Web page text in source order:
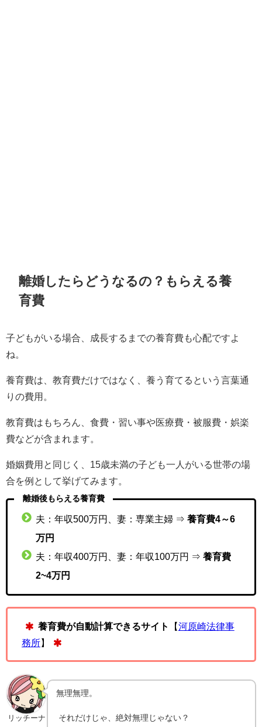
離婚したらどうなるの？もらえる養
育費
子どもがいる場合、成長するまでの養育費も心配ですよ
ね。
養育費は、教育費だけではなく、養う育てるという言葉通
りの費用。
教育費はもちろん、食費・習い事や医療費・被服費・娯楽
費などが含まれます。
婚姻費用と同じく、15歳未満の子ども一人がいる世帯の場
合を例として挙げてみます。
離婚後もらえる養育費
夫：年収500万円、妻：専業主婦 ⇒ 養育費4～6
万円
夫：年収400万円、妻：年収100万円 ⇒ 養育費
2~4万円
養育費が自動計算できるサイト 【河原崎法律事
務所】
リッチーナ
無理無理。
それだけじゃ、絶対無理じゃない？